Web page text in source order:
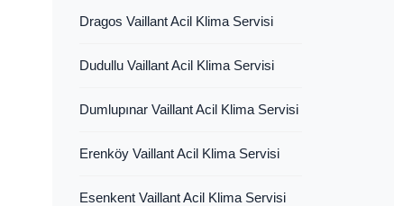
Dragos Vaillant Acil Klima Servisi
Dudullu Vaillant Acil Klima Servisi
Dumlupınar Vaillant Acil Klima Servisi
Erenköy Vaillant Acil Klima Servisi
Esenkent Vaillant Acil Klima Servisi